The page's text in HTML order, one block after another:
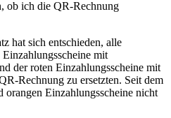
ob ich die QR-Rechnung
hat sich entschieden, alle
mit
der roten Einzahlungsscheine mit
Rechnung zu ersetzten. Seit dem
orangen Einzahlungsscheine nicht